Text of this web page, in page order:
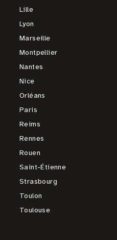
Lille
Lyon
Marseille
Montpellier
Nantes
Nice
Orléans
Paris
Reims
Rennes
Rouen
Saint-Étienne
Strasbourg
Toulon
Toulouse